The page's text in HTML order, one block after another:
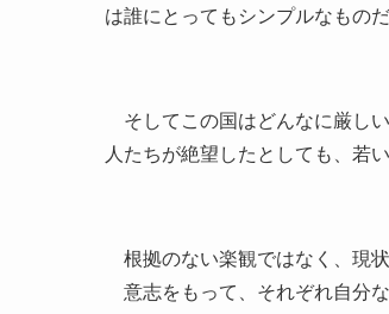
は誰にとってもシンプルなもの
そしてこの国はどんなに厳し
人たちが絶望したとしても、若
根拠のない楽観ではなく、現
意志をもって、それぞれ自分